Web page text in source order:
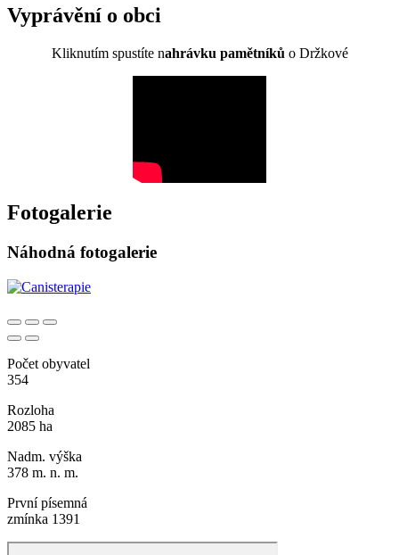
Vyprávění o obci
Kliknutím spustíte nahrávku pamětníků o Držkové
Fotogalerie
Náhodná fotogalerie
Počet obyvatel
354
Rozloha
2085 ha
Nadm. výška
378 m. n. m.
První písemná
zmínka 1391